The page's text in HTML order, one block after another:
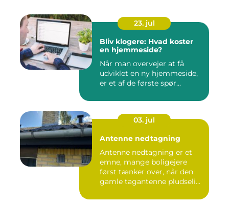
23. jul
Bliv klogere: Hvad koster
en hjemmeside?
Når man overvejer at få
udviklet en ny hjemmeside,
er et af de første spør...
03. jul
Antenne nedtagning
Antenne nedtagning er et
emne, mange boligejere
først tænker over, når den
gamle tagantenne pludseli...